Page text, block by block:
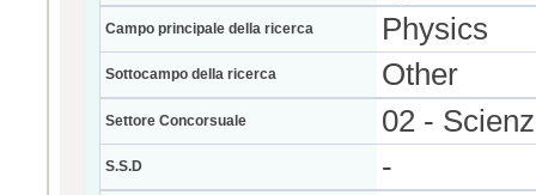
Campo principale della ricerca Physics
Sottocampo della ricerca Other
Settore Concorsuale 02 -
S.S.D -